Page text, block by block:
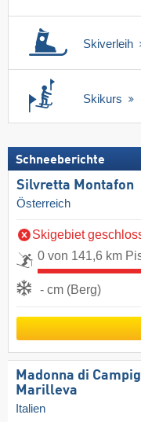
Skiverleih
Skikurs
Schneeberichte
Silvretta Montafon
Österreich
Skigebiet
0 von 141,6 km
- cm (Berg)
Madonna di
Marilleva
Italien